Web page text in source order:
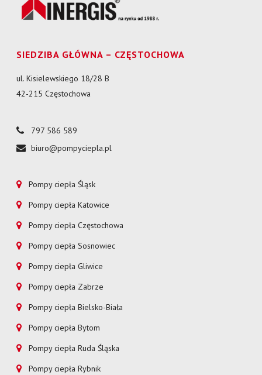
SIEDZIBA GŁÓWNA – CZĘSTOCHOWA
ul. Kisielewskiego 18/28 B
42-215 Częstochowa
797 586 589
biuro@pompyciepla.pl
Pompy ciepła Śląsk
Pompy ciepła Katowice
Pompy ciepła Częstochowa
Pompy ciepła Sosnowiec
Pompy ciepła Gliwice
Pompy ciepła Zabrze
Pompy ciepła Bielsko-Biała
Pompy ciepła Bytom
Pompy ciepła Ruda Śląska
Pompy ciepła Rybnik